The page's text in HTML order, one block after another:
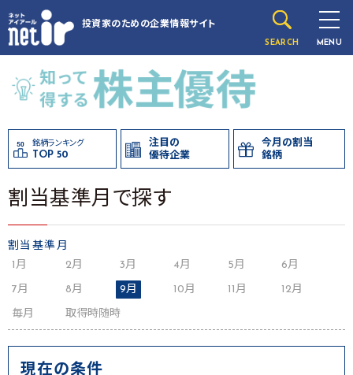
投資家のための企業情報サイト
SEARCH MENU
銘柄ランキング
TOP 50
注目の
優待企業
今月の割当
銘柄
割当基準月で探す
割当基準月
1月
2月 3月 4月 5月 6月
7月 8月 9月 10月 11月 12月
毎月 取得時随時
現在の条件